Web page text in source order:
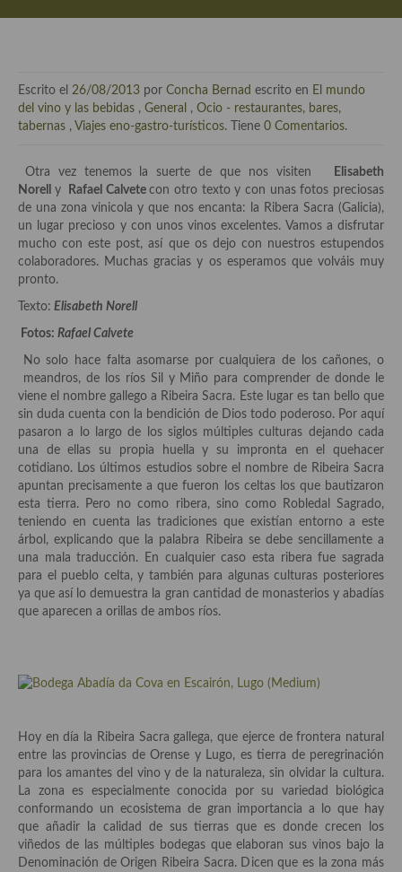
Tiendas especiales
Especias, hierbas, condimentos, espesantes y aditivos
Historia de la gastronomía, platos celebres, cocineros, críticos,
historias culinarias y otras cosas
Origen y evolución de la comida
Protocolo y buenas maneras.
Ocio – restaurantes, bares, tabernas
Viajes eno-gastro-turísticos
En El Candelero
Las opiniones de la «Cocinera»
Prensa
Recetas
Acompañamientos
Airfryer recetas
Especias, mezclas de especias
Aceites
Mojos y pastas
Sales y polvos
Salsas y mojos
Escrito el 26/08/2013 por Concha Bernad escrito en El mundo
del vino y las bebidas , General , Ocio - restaurantes, bares,
tabernas , Viajes eno-gastro-turísticos. Tiene 0 Comentarios.
Otra vez tenemos la suerte de que nos visiten
Elisabeth
Norell y Rafael Calvetecon otro texto y con unas fotos preciosas
de una zona vinicola y que nos encanta: la Ribera Sacra (Galicia),
un lugar precioso y con unos vinos excelentes. Vamos a disfrutar
mucho con este post, así que os dejo con nuestros estupendos
colaboradores. Muchas gracias y os esperamos que volváis muy
pronto.
Texto: Elisabeth Norell
Fotos: Rafael Calvete
No solo hace falta asomarse por cualquiera de los cañones, o
meandros, de los ríos Sil y Miño para comprender de donde le
viene el nombre gallego a Ribeira Sacra. Este lugar es tan bello que
sin duda cuenta con la bendición de Dios todo poderoso. Por aquí
pasaron a lo largo de los siglos múltiples culturas dejando cada
una de ellas su propia huella y su impronta en el quehacer
cotidiano. Los últimos estudios sobre el nombre de Ribeira Sacra
apuntan precisamente a que fueron los celtas los que bautizaron
esta tierra. Pero no como ribera, sino como Robledal Sagrado,
teniendo en cuenta las tradiciones que existían entorno a este
árbol, explicando que la palabra Ribeira se debe sencillamente a
una mala traducción. En cualquier caso esta ribera fue sagrada
para el pueblo celta, y también para algunas culturas posteriores
ya que así lo demuestra la gran cantidad de monasterios y abadías
que aparecen a orillas de ambos ríos.
Hoy en día la Ribeira Sacra gallega, que ejerce de frontera natural
entre las provincias de Orense y Lugo, es tierra de peregrinación
para los amantes del vino y de la naturaleza, sin olvidar la cultura.
La zona es especialmente conocida por su variedad biológica
conformando un ecosistema de gran importancia a lo que hay
que añadir la calidad de sus tierras que es donde crecen los
viñedos de las múltiples bodegas que elaboran sus vinos bajo la
Denominación de Origen Ribeira Sacra. Dicen que es la zona más